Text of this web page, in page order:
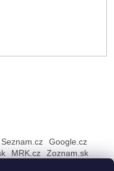
Seznam.cz
Google.cz
MRK.cz Zoznam.sk